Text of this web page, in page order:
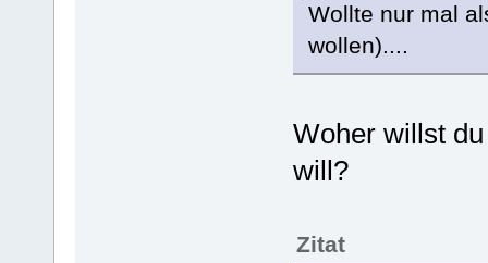
Wollte nur mal
wollen)....
Woher willst
will?
Zitat